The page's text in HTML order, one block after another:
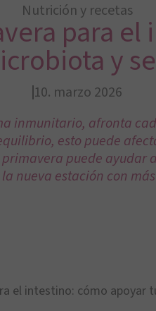
Nutrición y recetas
para
y
10. marzo 2026
inmunitario, afronta
esto puede
puede ayudar
nueva estación con
el intestino: cómo apoyar